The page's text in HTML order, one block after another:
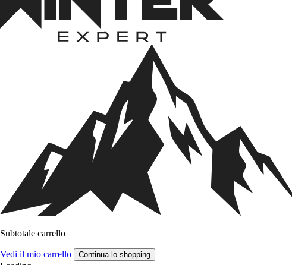
Subtotale carrello
Vedi il mio carrello Continua lo shopping